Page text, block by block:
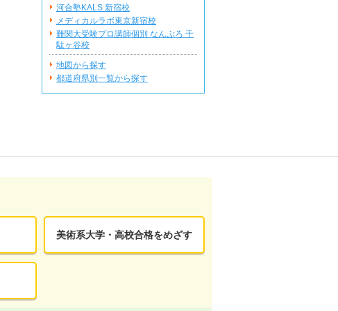
河合塾KALS 新宿校
メディカルラボ東京新宿校
難関大受験プロ講師個別 なんぷろ 千
駄ヶ谷校
地図から探す
都道府県別一覧から探す
美術系大学・高校合格をめざす